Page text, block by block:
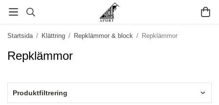
Startsida / Klättring / Repklämmor & block / Repklämmor
Repklämmor
Produktfiltrering